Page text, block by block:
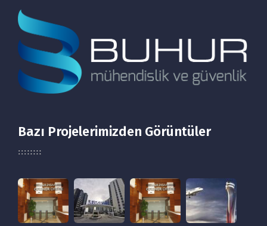
Bazı Projelerimizden Görüntüler